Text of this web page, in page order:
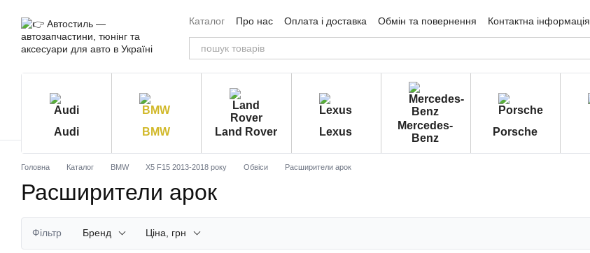
Каталог
Про нас Оплата і доставка Обмін та повернення Контактна інформація
Угода користувача
Відгуки про магазин
Audi BMW Land Rover Lexus
Mercedes-
Benz
Porsche
Головна Каталог BMW X5 F15 2013-2018 року Обвіси Расширители арок
Расширители арок
Фільтр Бренд Ціна, грн